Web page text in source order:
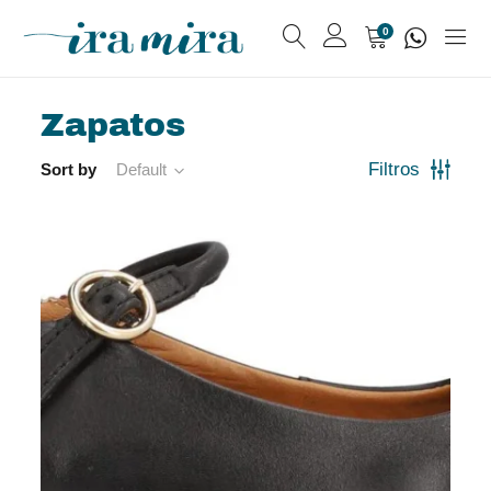
0
Zapatos
Sort by Default